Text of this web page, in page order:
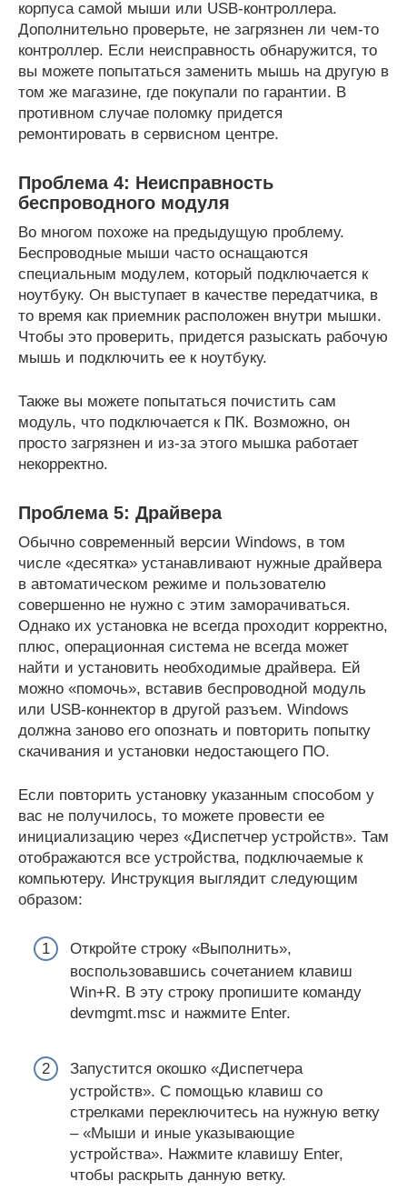
корпуса самой мыши или USB-контроллера.
Дополнительно проверьте, не загрязнен ли чем-то
контроллер. Если неисправность обнаружится, то
вы можете попытаться заменить мышь на другую в
том же магазине, где покупали по гарантии. В
противном случае поломку придется
ремонтировать в сервисном центре.
Проблема 4: Неисправность
беспроводного модуля
Во многом похоже на предыдущую проблему.
Беспроводные мыши часто оснащаются
специальным модулем, который подключается к
ноутбуку. Он выступает в качестве передатчика, в
то время как приемник расположен внутри мышки.
Чтобы это проверить, придется разыскать рабочую
мышь и подключить ее к ноутбуку.
Также вы можете попытаться почистить сам
модуль, что подключается к ПК. Возможно, он
просто загрязнен и из-за этого мышка работает
некорректно.
Проблема 5: Драйвера
Обычно современный версии Windows, в том
числе «десятка» устанавливают нужные драйвера
в автоматическом режиме и пользователю
совершенно не нужно с этим заморачиваться.
Однако их установка не всегда проходит корректно,
плюс, операционная система не всегда может
найти и установить необходимые драйвера. Ей
можно «помочь», вставив беспроводной модуль
или USB-коннектор в другой разъем. Windows
должна заново его опознать и повторить попытку
скачивания и установки недостающего ПО.
Если повторить установку указанным способом у
вас не получилось, то можете провести ее
инициализацию через «Диспетчер устройств». Там
отображаются все устройства, подключаемые к
компьютеру. Инструкция выглядит следующим
образом:
Откройте строку «Выполнить»,
воспользовавшись сочетанием клавиш
Win+R. В эту строку пропишите команду
devmgmt.msc и нажмите Enter.
Запустится окошко «Диспетчера
устройств». С помощью клавиш со
стрелками переключитесь на нужную ветку
– «Мыши и иные указывающие
устройства». Нажмите клавишу Enter,
чтобы раскрыть данную ветку.